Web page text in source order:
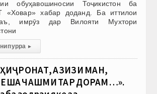
обуҳавошиносии Тоҷикистон ба
«Ховар» хабар доданд. Ба иттилои
имрӯз дар Вилояти Мухтори
пурра ▸
АЗИЗИ МАН,
ЧАШМИ ТАР ДОРАМ…».